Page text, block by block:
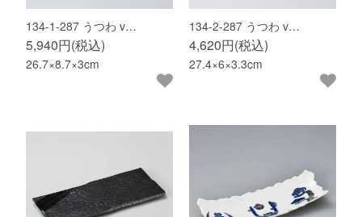
134-1-287 うつわ v…
5,940円(税込)
26.7×8.7×3cm
134-2-287 うつわ v…
4,620円(税込)
27.4×6×3.3cm